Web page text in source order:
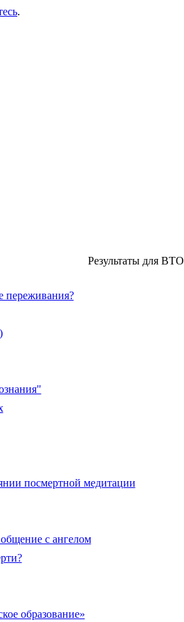
.
Результаты для ВТО
переживания?
посмертной медитации
с ангелом
образование»